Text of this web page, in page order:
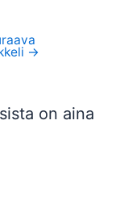
→
on aina